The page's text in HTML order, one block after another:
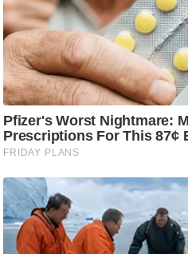
a
k
i
n
g
N
e
w
s
ला
इ
फ